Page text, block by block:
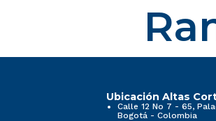
Ubicación Altas
Calle 12 No 7 - 65,
Bogotá - Colombia